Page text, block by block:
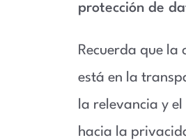
protección de
Recuerda que la
está en la
la relevancia y
hacia la